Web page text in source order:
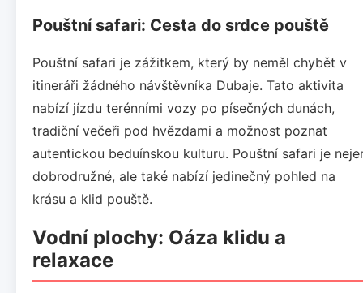
Pouštní safari: Cesta do srdce pouště
Pouštní safari je zážitkem, který by neměl chybět v
itineráři žádného návštěvníka Dubaje. Tato aktivita
nabízí jízdu terénními vozy po písečných dunách,
tradiční večeři pod hvězdami a možnost poznat
autentickou beduínskou kulturu. Pouštní safari je
dobrodružné, ale také nabízí jedinečný pohled na
krásu a klid pouště.
Vodní plochy: Oáza klidu a
relaxace